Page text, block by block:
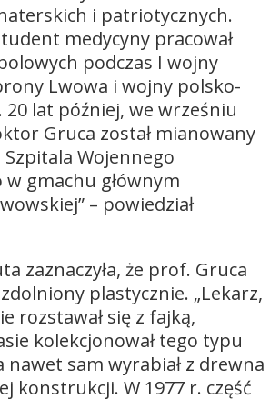
i patriotycznych.
medycyny pracował
podczas I wojny
Lwowa i wojny polsko-
20 lat później, we wrześniu
Gruca został mianowany
Wojennego
gmachu głównym
– powiedział
zaznaczyła, że prof. Gruca
plastycznie. „Lekarz,
rozstawał się z fajką,
kolekcjonował tego typu
nawet sam wyrabiał z drewna
konstrukcji. W 1977 r. część